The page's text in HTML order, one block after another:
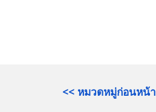
<< หมวดหมู่ก่อนหน้า